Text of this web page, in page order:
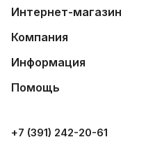
Интернет-магазин
Компания
Информация
Помощь
+7 (391) 242-20-61